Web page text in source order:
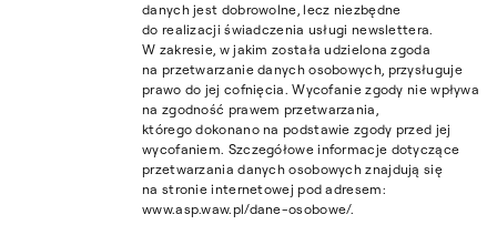
danych jest dobrowolne, lecz niezbędne
do realizacji świadczenia usługi newslettera.
W zakresie, w jakim została udzielona zgoda
na przetwarzanie danych osobowych, przysługuje
prawo do jej cofnięcia. Wycofanie zgody nie wpływa
na zgodność prawem przetwarzania,
którego dokonano na podstawie zgody przed jej
wycofaniem. Szczegółowe informacje dotyczące
przetwarzania danych osobowych znajdują się
na stronie internetowej pod adresem:
www.asp.waw.pl/dane-osobowe/.